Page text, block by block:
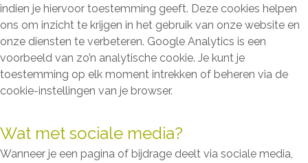
indien je hiervoor toestemming geeft. Deze cookies helpen
ons om inzicht te krijgen in het gebruik van onze website en
onze diensten te verbeteren. Google Analytics is een
voorbeeld van zo’n analytische cookie. Je kunt je
toestemming op elk moment intrekken of beheren via de
cookie-instellingen van je browser.
Wat met sociale media?
Wanneer je een pagina of bijdrage deelt via sociale media,